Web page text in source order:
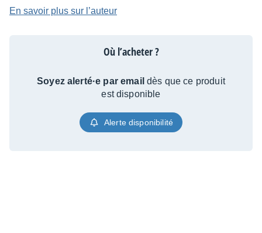
En savoir plus sur l’auteur
Où l’acheter ?
Soyez alerté·e par email dès que ce produit
est disponible
Alerte disponibilité